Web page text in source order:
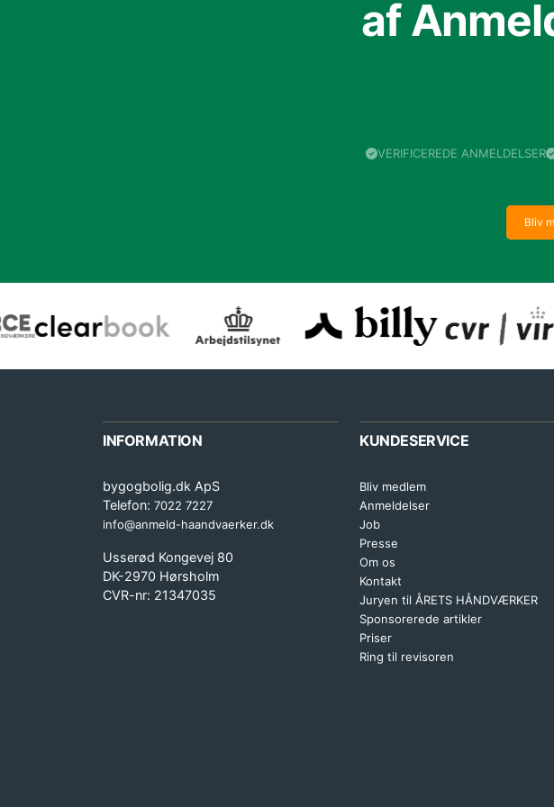
af
VERIFICEREDE ANMELDELSER
Bliv
INFORMATION
bygogbolig.dk ApS
Telefon: 7022 7227
info@anmeld-haandvaerker.dk
Usserød Kongevej 80
DK-2970 Hørsholm
CVR-nr: 21347035
KUNDESERVICE
Bliv medlem
Anmeldelser
Job
Presse
Om os
Kontakt
Juryen til ÅRETS HÅNDVÆRKER
Sponsorerede artikler
Priser
Ring til revisoren